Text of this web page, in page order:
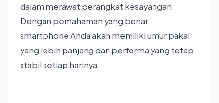
dalam merawat perangkat kesayangan.
Dengan pemahaman yang benar,
smartphone Anda akan memiliki umur pakai
yang lebih panjang dan performa yang tetap
stabil setiap harinya.